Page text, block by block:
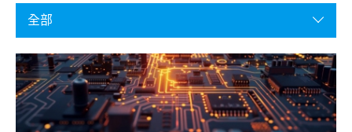
Member Login
Aerospace | Defense | Security
Broadcast and Media
全部